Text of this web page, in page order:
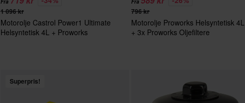
Fra
1 096 kr
Motorolje Castrol Power1 Ultimate
Helsyntetisk 4L + Proworks
Fra
796 kr
Motorolje Proworks Helsyntetisk 4L
+ 3x Proworks Oljefiltere
Superpris!